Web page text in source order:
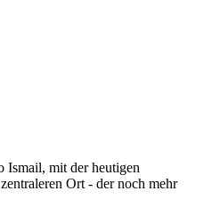
Ismail, mit der heutigen
Ort - der noch mehr